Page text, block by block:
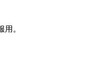
。